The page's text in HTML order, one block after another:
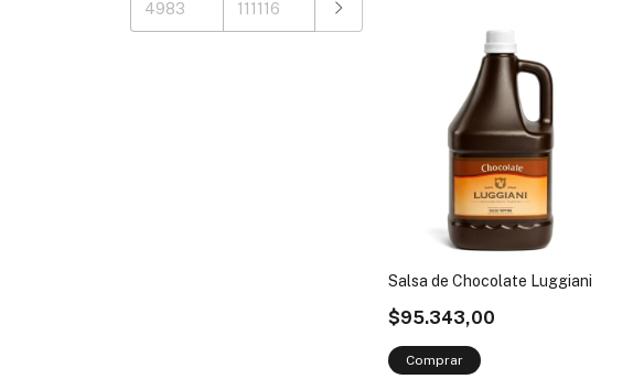
Salsa de Chocolate Luggiani
$95.343,00